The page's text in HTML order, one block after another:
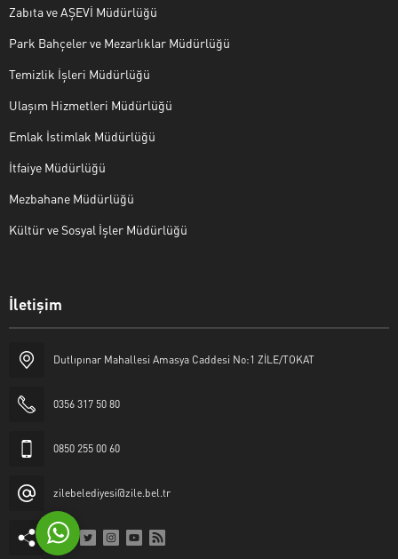
Zabıta ve AŞEVİ Müdürlüğü
Park Bahçeler ve Mezarlıklar Müdürlüğü
Temizlik İşleri Müdürlüğü
Ulaşım Hizmetleri Müdürlüğü
Emlak İstimlak Müdürlüğü
İtfaiye Müdürlüğü
Mezbahane Müdürlüğü
Kültür ve Sosyal İşler Müdürlüğü
İletişim
Dutlıpınar Mahallesi Amasya Caddesi No:1 ZİLE/TOKAT
0356 317 50 80
0850 255 00 60
zilebelediyesi@zile.bel.tr